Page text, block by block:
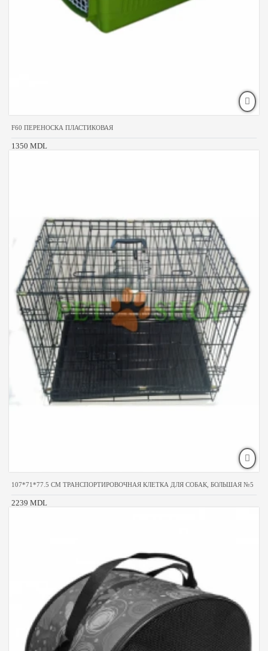
F60 ПЕРЕНОСКА ПЛАСТИКОВАЯ
1350 MDL
107*71*77.5 CM ТРАНСПОРТИРОВОЧНАЯ КЛЕТКА ДЛЯ СОБАК, БОЛЬШАЯ №5
2239 MDL